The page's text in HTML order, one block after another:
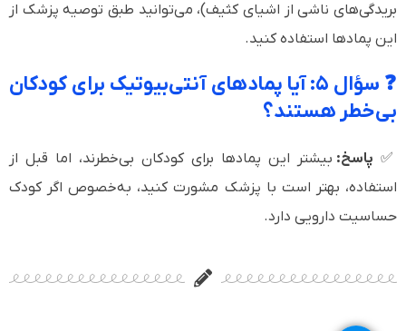
بریدگی‌های ناشی از اشیای کثیف)، می‌توانید طبق توصیه پزشک از
این پمادها استفاده کنید.
❓ سؤال ۵: آیا پمادهای آنتی‌بیوتیک برای کودکان
بی‌خطر هستند؟
✅ پاسخ: بیشتر این پمادها برای کودکان بی‌خطرند، اما قبل از
استفاده، بهتر است با پزشک مشورت کنید، به‌خصوص اگر کودک
حساسیت دارویی دارد.